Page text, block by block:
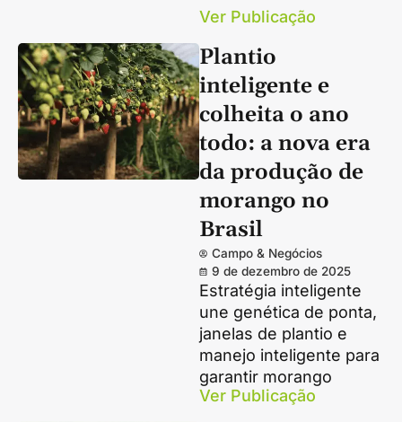
Ver Publicação
Plantio
inteligente e
colheita o ano
todo: a nova era
da produção de
morango no
Brasil
Campo & Negócios
9 de dezembro de 2025
Estratégia inteligente
une genética de ponta,
janelas de plantio e
manejo inteligente para
garantir morango
Ver Publicação